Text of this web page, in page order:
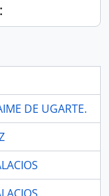
DE UGARTE.